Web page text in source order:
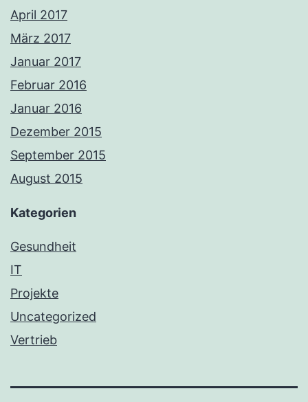
April 2017
März 2017
Januar 2017
Februar 2016
Januar 2016
Dezember 2015
September 2015
August 2015
Kategorien
Gesundheit
IT
Projekte
Uncategorized
Vertrieb